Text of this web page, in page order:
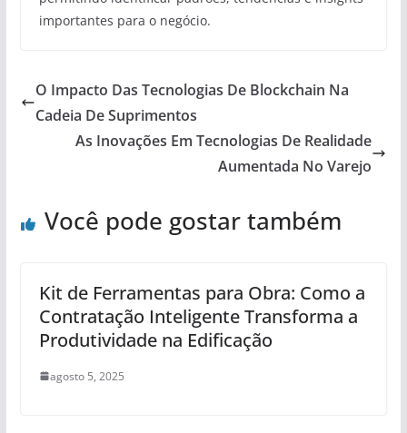
importantes para o negócio.
O Impacto Das Tecnologias De Blockchain Na
Cadeia De Suprimentos
As Inovações Em Tecnologias De Realidade
Aumentada No Varejo
Você pode gostar também
Kit de Ferramentas para Obra: Como a
Contratação Inteligente Transforma a
Produtividade na Edificação
agosto 5, 2025